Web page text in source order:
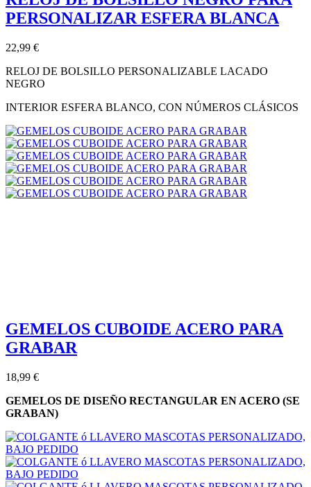
PERSONALIZAR ESFERA BLANCA
22,99 €
RELOJ DE BOLSILLO PERSONALIZABLE LACADO
NEGRO
INTERIOR ESFERA BLANCO, CON NÚMEROS CLÁSICOS
GEMELOS CUBOIDE ACERO PARA
GRABAR
18,99 €
GEMELOS DE DISEÑO RECTANGULAR EN ACERO (SE
GRABAN)